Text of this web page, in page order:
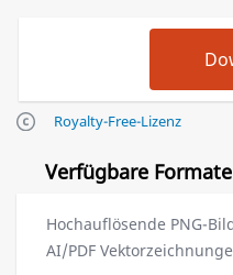
Royalty-Free-Lizenz
Verfügbare Formate
Hochauflösende PNG-
AI/PDF